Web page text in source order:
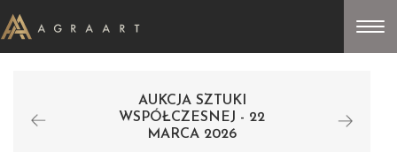
AUKCJA SZTUKI
WSPÓŁCZESNEJ - 22
MARCA 2026